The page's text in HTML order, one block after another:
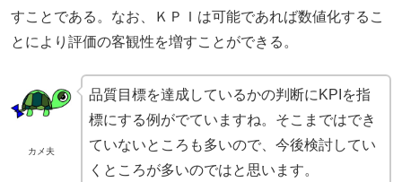
すことである。なお、ＫＰＩは可能であれば数値化するこ
とにより評価の客観性を増すことができる。
カメ夫
品質目標を達成しているかの判断にKPIを指
標にする例がでていますね。そこまではでき
ていないところも多いので、今後検討してい
くところが多いのではと思います。